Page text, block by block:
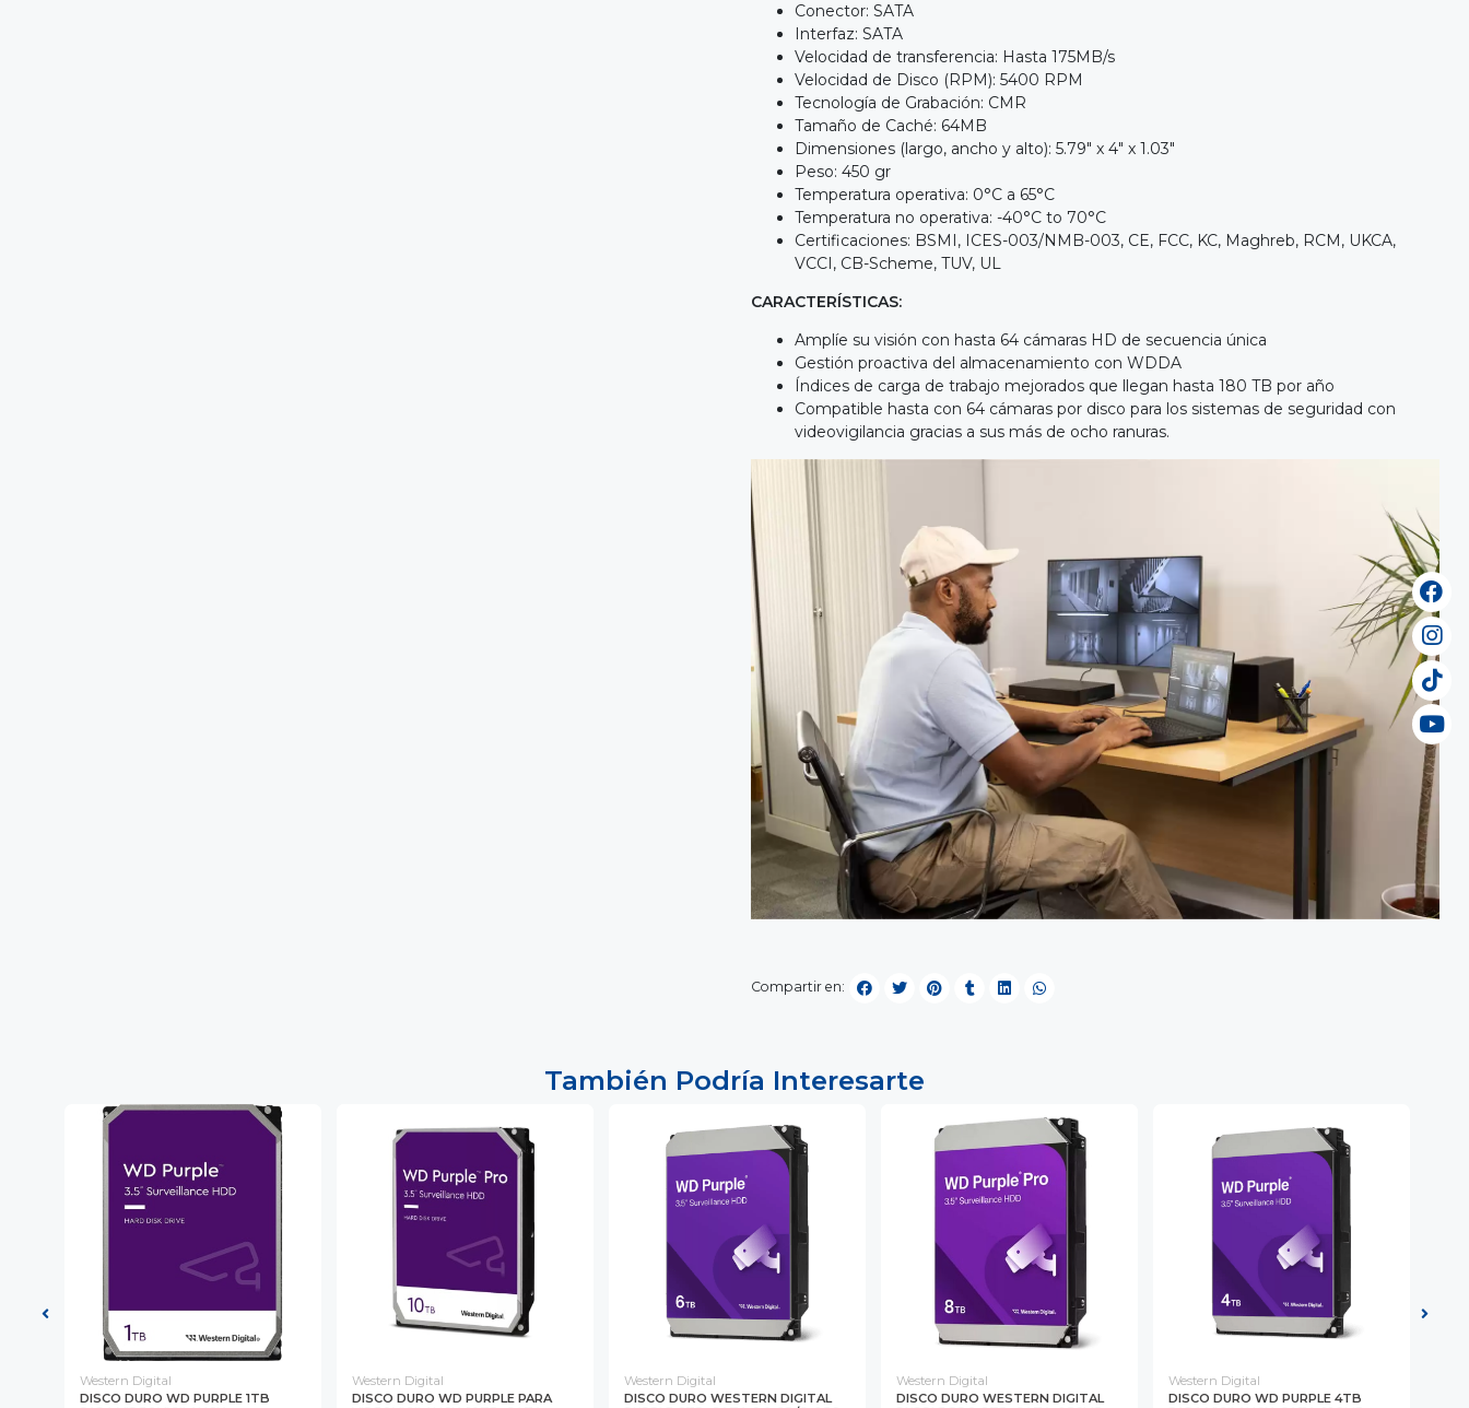
Conector: SATA
Interfaz: SATA
Velocidad de transferencia: Hasta 175MB/s
Velocidad de Disco (RPM): 5400 RPM
Tecnología de Grabación: CMR
Tamaño de Caché: 64MB
Dimensiones (largo, ancho y alto): 5.79" x 4" x 1.03"
Peso: 450 gr
Temperatura operativa: 0°C a 65°C
Temperatura no operativa: -40°C to 70°C
Certificaciones: BSMI, ICES-003/NMB-003, CE, FCC, KC, Maghreb, RCM, UKCA,
VCCI, CB-Scheme, TUV, UL
CARACTERÍSTICAS:
Amplíe su visión con hasta 64 cámaras HD de secuencia única
Gestión proactiva del almacenamiento con WDDA
Índices de carga de trabajo mejorados que llegan hasta 180 TB por año
Compatible hasta con 64 cámaras por disco para los sistemas de seguridad con
videovigilancia gracias a sus más de ocho ranuras.
Compartir en:
También Podría Interesarte
Western Digital
DISCO DURO WD PURPLE 1TB
Western Digital
DISCO DURO WD PURPLE PARA
Western Digital
DISCO DURO WESTERN DIGITAL
Western Digital
DISCO DURO WESTERN DIGITAL
Western Digital
DISCO DURO WD PURPLE 4TB